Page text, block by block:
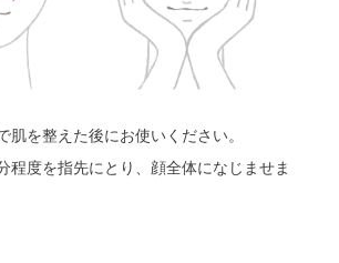
肌を整えた後にお使いください。
程度を指先にとり、顔全体になじませま